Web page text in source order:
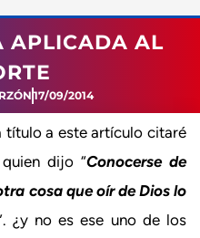
APLICADA AL
17/09/2014
título a este artículo citaré
dijo “Conocerse de
cosa que oír de Dios lo
¿y no es ese uno de los